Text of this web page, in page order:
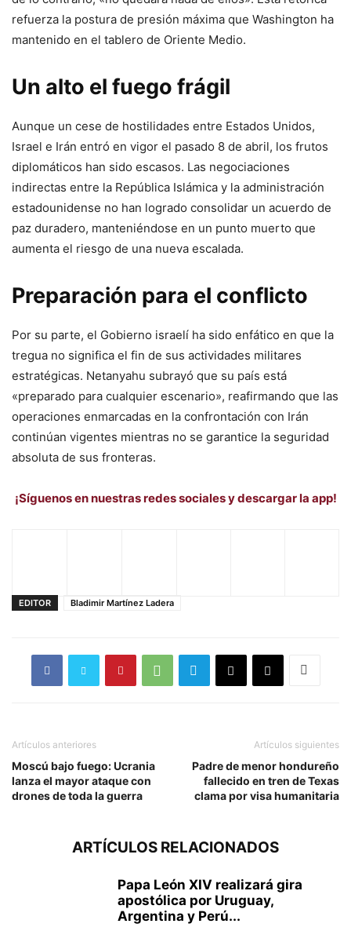
refuerza la postura de presión máxima que Washington ha
mantenido en el tablero de Oriente Medio.
Un alto el fuego frágil
Aunque un cese de hostilidades entre Estados Unidos,
Israel e Irán entró en vigor el pasado 8 de abril, los frutos
diplomáticos han sido escasos. Las negociaciones
indirectas entre la República Islámica y la administración
estadounidense no han logrado consolidar un acuerdo de
paz duradero, manteniéndose en un punto muerto que
aumenta el riesgo de una nueva escalada.
Preparación para el conflicto
Por su parte, el Gobierno israelí ha sido enfático en que la
tregua no significa el fin de sus actividades militares
estratégicas. Netanyahu subrayó que su país está
«preparado para cualquier escenario», reafirmando que las
operaciones enmarcadas en la confrontación con Irán
continúan vigentes mientras no se garantice la seguridad
absoluta de sus fronteras.
¡Síguenos en nuestras redes sociales y descargar la app!
EDITOR Bladimir Martínez Ladera
Artículos anteriores
Moscú bajo fuego: Ucrania
lanza el mayor ataque con
drones de toda la guerra
Artículos siguientes
Padre de menor hondureño
fallecido en tren de Texas
clama por visa humanitaria
ARTÍCULOS RELACIONADOS
Papa León XIV realizará gira
apostólica por Uruguay,
Argentina y Perú...